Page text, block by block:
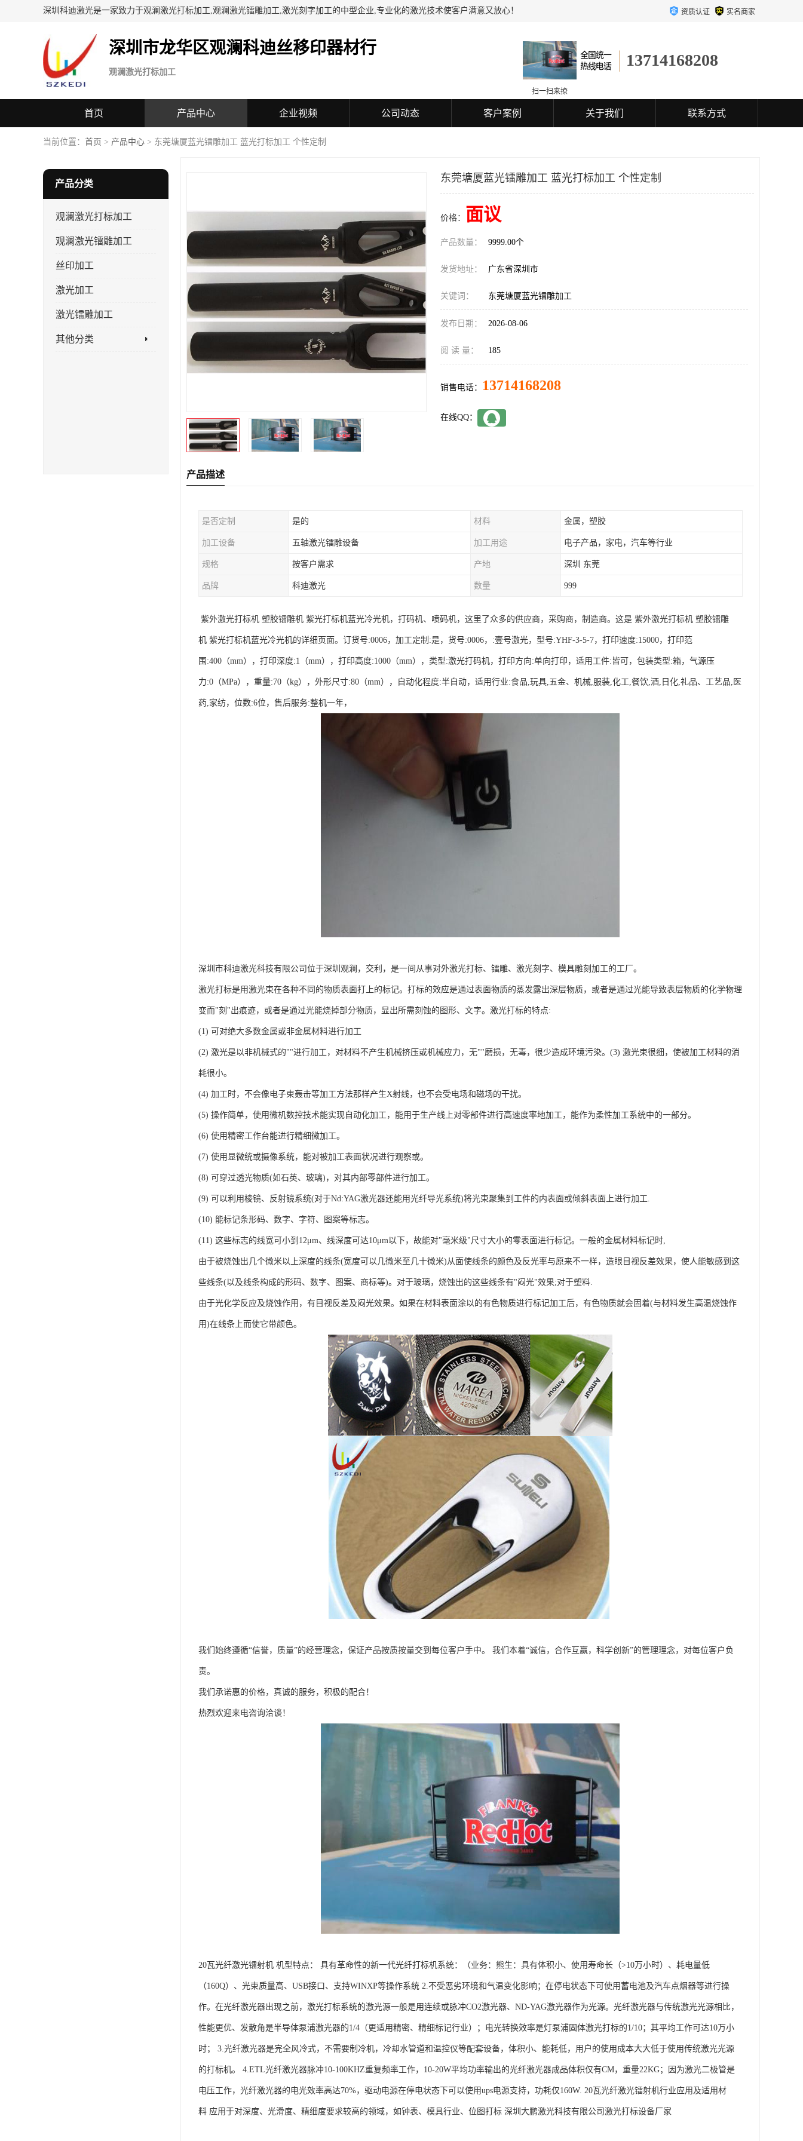
深圳科迪激光是一家致力于观澜激光打标加工,观澜激光镭雕加工,激光刻字加工的中型企业,专业化的激光技术使客户满意又放心！ 资质认证 实名商家
深圳市龙华区观澜科迪丝移印器材行
观澜激光打标加工
13714168208
扫一扫来撩
首页 产品中心 企业视频 公司动态 客户案例 关于我们 联系方式
当前位置： 首页 > 产品中心 > 东莞塘厦蓝光镭雕加工 蓝光打标加工 个性定制
产品分类
观澜激光打标加工
观澜激光镭雕加工
丝印加工
激光加工
激光镭雕加工
其他分类
东莞塘厦蓝光镭雕加工 蓝光打标加工 个性定制
价格： 面议
产品数量： 9999.00个
发货地址： 广东省深圳市
关键词： 东莞塘厦蓝光镭雕加工
发布日期： 2026-08-06
阅 读 量： 185
销售电话： 13714168208
在线QQ：
产品描述
是否定制 是的 材料 金属，塑胶
加工设备 五轴激光镭雕设备 加工用途 电子产品，家电，汽车等行业
规格 按客户需求 产地 深圳 东莞
品牌 科迪激光 数量 999
紫外激光打标机 塑胶镭雕机 紫光打标机蓝光冷光机，打码机、喷码机，这里了众多的供应商，采购商，制造商。这是 紫外激光打标机 塑胶镭雕
机 紫光打标机蓝光冷光机的详细页面。订货号:0006，加工定制:是，货号:0006，:壹号激光，型号:YHF-3-5-7，打印速度:15000，打印范
围:400（mm），打印深度:1（mm），打印高度:1000（mm），类型:激光打码机，打印方向:单向打印，适用工件:皆可，包装类型:箱，气源压
力:0（MPa），重量:70（kg），外形尺寸:80（mm），自动化程度:半自动，适用行业:食品,玩具,五金、机械,服装,化工,餐饮,酒,日化,礼品、工艺品,医
药,家纺，位数:6位，售后服务:整机一年，
深圳市科迪激光科技有限公司位于深圳观澜，交利，是一间从事对外激光打标、镭雕、激光刻字、模具雕刻加工的工厂。
激光打标是用激光束在各种不同的物质表面打上的标记。打标的效应是通过表面物质的蒸发露出深层物质，或者是通过光能导致表层物质的化学物理
变而"刻"出痕迹，或者是通过光能烧掉部分物质，显出所需刻蚀的图形、文字。激光打标的特点:
(1) 可对绝大多数金属或非金属材料进行加工
(2) 激光是以非机械式的""进行加工，对材料不产生机械挤压或机械应力，无""磨损，无毒，很少造成环境污染。(3) 激光束很细，使被加工材料的消
耗很小。
(4) 加工时，不会像电子束轰击等加工方法那样产生X射线，也不会受电场和磁场的干扰。
(5) 操作简单，使用微机数控技术能实现自动化加工，能用于生产线上对零部件进行高速度率地加工，能作为柔性加工系统中的一部分。
(6) 使用精密工作台能进行精细微加工。
(7) 使用显微统或摄像系统，能对被加工表面状况进行观察或。
(8) 可穿过透光物质(如石英、玻璃)，对其内部零部件进行加工。
(9) 可以利用棱镜、反射镜系统(对于Nd:YAG激光器还能用光纤导光系统)将光束聚集到工件的内表面或倾斜表面上进行加工.
(10) 能标记条形码、数字、字符、图案等标志。
(11) 这些标志的线宽可小到12μm、线深度可达10μm以下，故能对"毫米级"尺寸大小的零表面进行标记。一般的金属材料标记时,
由于被烧蚀出几个微米以上深度的线条(宽度可以几微米至几十微米)从面使线条的颜色及反光率与原来不一样，造眼目视反差效果，使人能敏感到这
些线条(以及线条构成的形码、数字、图案、商标等)。对于玻璃，烧蚀出的这些线条有"闷光"效果;对于塑料.
由于光化学反应及烧蚀作用，有目视反差及闷光效果。如果在材料表面涂以的有色物质进行标记加工后，有色物质就会固着(与材料发生高温烧蚀作
用)在线条上而使它带颜色。
我们始终遵循“信誉，质量”的经营理念，保证产品按质按量交到每位客户手中。 我们本着“诚信，合作互赢，科学创新”的管理理念，对每位客户负
责。
我们承诺惠的价格，真诚的服务，积极的配合！
热烈欢迎来电咨询洽谈！
20瓦光纤激光镭射机 机型特点： 具有革命性的新一代光纤打标机系统：（业务：熊生：具有体积小、使用寿命长（>10万小时）、耗电量低
（160Q）、光束质量高、USB接口、支持WINXP等操作系统 2.不受恶劣环境和气温变化影响；在停电状态下可使用蓄电池及汽车点烟器等进行操
作。在光纤激光器出现之前，激光打标系统的激光源一般是用连续或脉冲CO2激光器、ND-YAG激光器作为光源。光纤激光器与传统激光光源相比，
性能更优、发散角是半导体泵浦激光器的1/4（更适用精密、精细标记行业）；电光转换效率是灯泵浦固体激光打标的1/10；其平均工作可达10万小
时； 3.光纤激光器是完全风冷式，不需要制冷机，冷却水管道和温控仪等配套设备，体积小、能耗低，用户的使用成本大大低于使用传统激光光源
的打标机。 4.ETL光纤激光器脉冲10-100KHZ重复频率工作，10-20W平均功率输出的光纤激光器成品体积仅有CM，重量22KG；因为激光二极管是
电压工作，光纤激光器的电光效率高达70%，驱动电源在停电状态下可以使用ups电源支持，功耗仅160W. 20瓦光纤激光镭射机行业应用及适用材
料 应用于对深度、光滑度、精细度要求较高的领域，如钟表、模具行业、位图打标 深圳大鹏激光科技有限公司激光打标设备厂家